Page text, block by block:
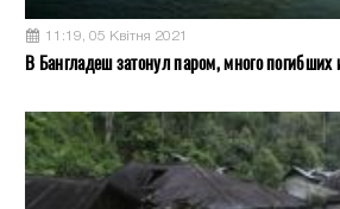
11:19, 05 Квітня 2021
В Бангладеш затонул паром, много погибших